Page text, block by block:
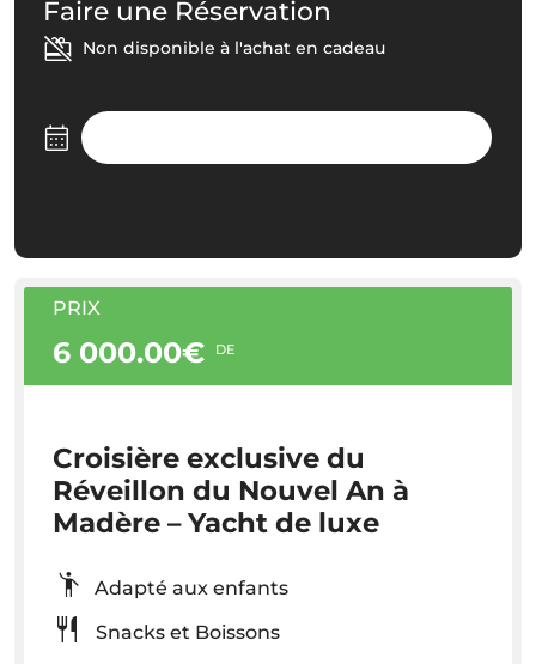
Faire une Réservation
Non disponible à l'achat en cadeau
PRIX
6 000.00€ DE
Croisière exclusive du
Réveillon du Nouvel An à
Madère – Yacht de luxe
Adapté aux enfants
Snacks et Boissons